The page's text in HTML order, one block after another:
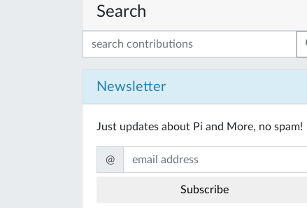
Search
Newsletter
Just updates about Pi and More, no spam!
@